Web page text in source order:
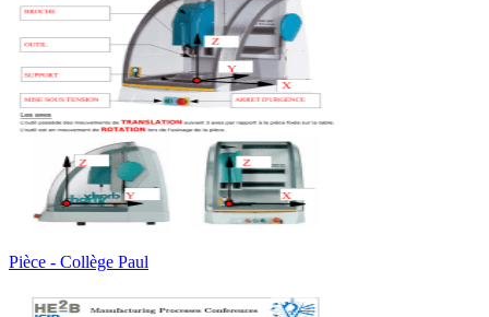
Pièce - Collège Paul